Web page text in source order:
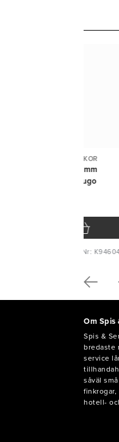
& DRESSINGFLASKOR
rostfri med hål 4mm
D70mm FrankHugo
Art. Nr:
Om Spis
Spis &
bredaste
service
såväl
hotell-